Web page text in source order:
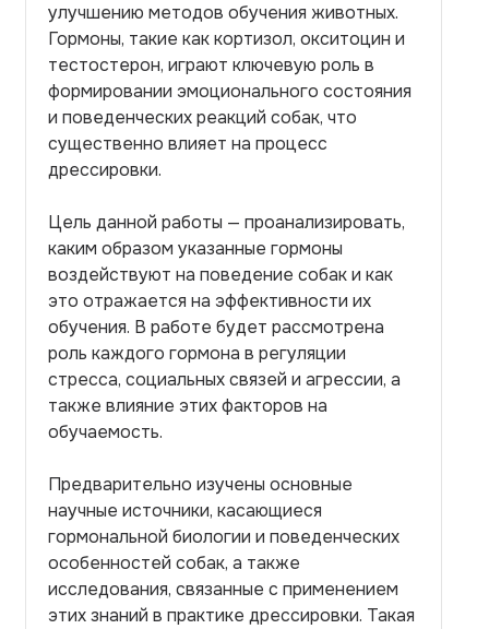
улучшению методов обучения животных.
Гормоны, такие как кортизол, окситоцин и
тестостерон, играют ключевую роль в
формировании эмоционального состояния
и поведенческих реакций собак, что
существенно влияет на процесс
дрессировки.
Цель данной работы — проанализировать,
каким образом указанные гормоны
воздействуют на поведение собак и как
это отражается на эффективности их
обучения. В работе будет рассмотрена
роль каждого гормона в регуляции
стресса, социальных связей и агрессии, а
также влияние этих факторов на
обучаемость.
Предварительно изучены основные
научные источники, касающиеся
гормональной биологии и поведенческих
особенностей собак, а также
исследования, связанные с применением
этих знаний в практике дрессировки. Такая